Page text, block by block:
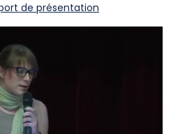
de présentation